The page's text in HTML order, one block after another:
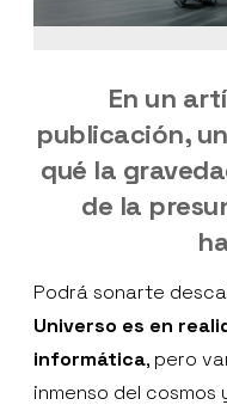
En un
publicación,
qué la
de la
Podrá sonarte
Universo es en
informática, pero
inmenso del